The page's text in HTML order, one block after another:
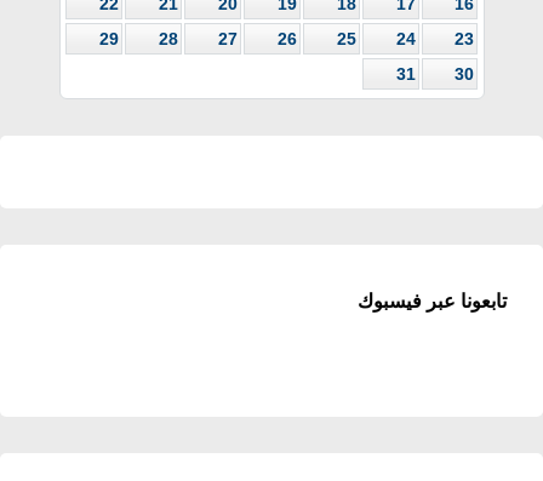
23
24
25
26
27
28
29
30
31
تابعونا عبر فيسبوك